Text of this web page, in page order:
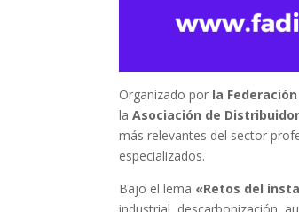
Organizado por la
laAsociación de
más relevantes del sector
especializados.
Bajo el lema «Retos del
industrial, descarbonización,